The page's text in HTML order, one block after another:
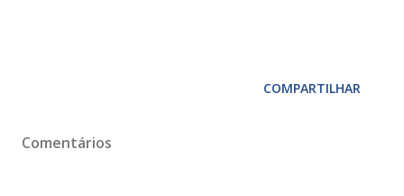
COMPARTILHAR
Comentários